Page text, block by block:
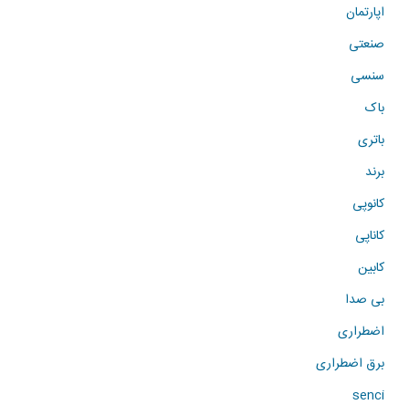
اپارتمان
صنعتی
سنسی
باک
باتری
برند
کانوپی
کاناپی
کابین
بی صدا
اضطراری
برق اضطراری
senci